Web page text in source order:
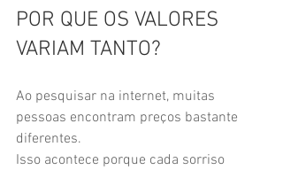
POR QUE OS VALORES
VARIAM TANTO?
Ao pesquisar na internet, muitas
pessoas encontram preços bastante
diferentes.
Isso acontece porque cada sorriso